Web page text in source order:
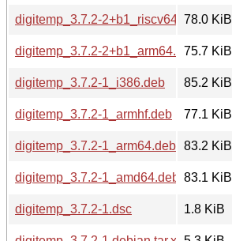
digitemp_3.7.2-2+b1_riscv64.deb78.0 KiB
digitemp_3.7.2-2+b1_arm64.deb75.7 KiB
digitemp_3.7.2-1_i386.deb
85.2 KiB
digitemp_3.7.2-1_armhf.deb
77.1 KiB
digitemp_3.7.2-1_arm64.deb 83.2 KiB
digitemp_3.7.2-1_amd64.deb 83.1 KiB
digitemp_3.7.2-1.dsc
1.8 KiB